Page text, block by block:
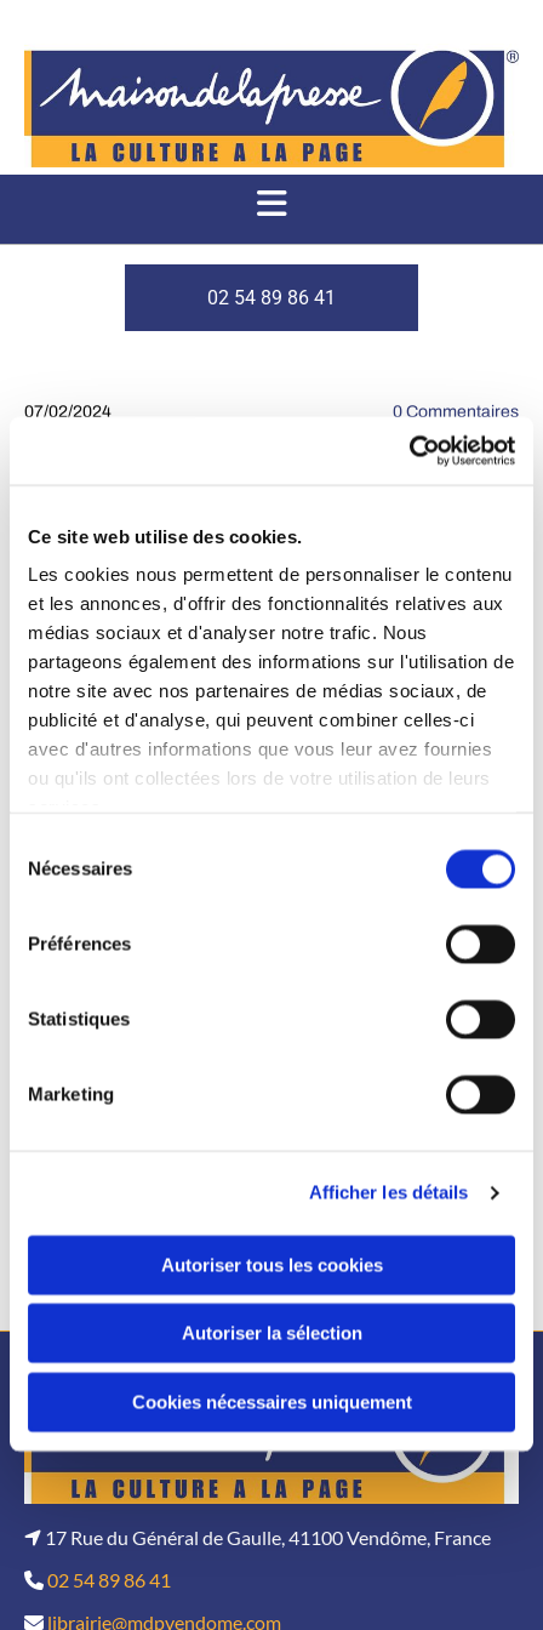
Ce site web utilise des cookies.
Les cookies nous permettent de personnaliser le contenu
et les annonces, d'offrir des fonctionnalités relatives aux
médias sociaux et d'analyser notre trafic. Nous
partageons également des informations sur l'utilisation de
notre site avec nos partenaires de médias sociaux, de
publicité et d'analyse, qui peuvent combiner celles-ci
avec d'autres informations que vous leur avez fournies
ou qu'ils ont collectées lors de votre utilisation de leurs
Nécessaires
Préférences
Statistiques
Marketing
Afficher les détails
Autoriser tous les cookies
Autoriser la sélection
Cookies nécessaires uniquement
02 54 89 86 41
07/02/2024 0 Commentaires
présentation auteurs
0 Feed
Laisser un commentaire
Nom
E-mail:
 17 Rue du Général de Gaulle, 41100 Vendôme, France
02 54 89 86 41
 librairie@mdpvendome.com